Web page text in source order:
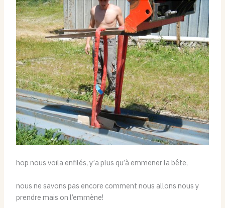
hop nous voila enfilés, y’a plus qu’à emmener la bête,
nous ne savons pas encore comment nous allons nous y
prendre mais on l’emmène!